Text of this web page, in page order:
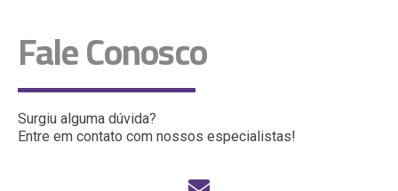
Fale Conosco
Surgiu alguma dúvida?
Entre em contato com nossos especialistas!